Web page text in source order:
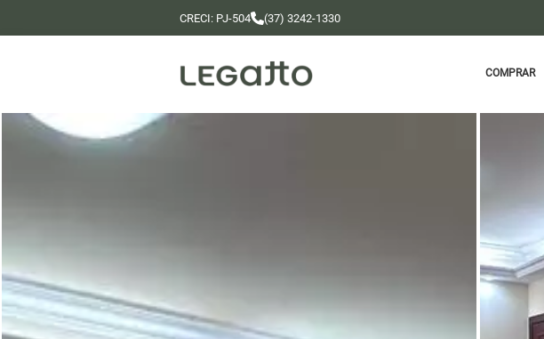
CRECI: PJ-504 (37) 3242-1330
COMPRAR